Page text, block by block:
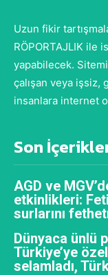
Uzun fikir
RÖPORTAJLIK ile
yapabilecek.
çalışan veya işsiz,
insanlara internet
Son
AGD ve
etkinlikleri:
surlarını
Dünyaca ünlü
Türkiye’ye
selamladı,